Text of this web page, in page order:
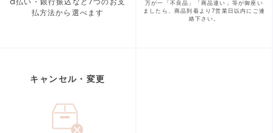
払方法から選べます
万が一「不良品」「商品違い」等が御座い
ましたら、商品到着より7営業日以内にご連
絡下さい。
キャンセル・変更